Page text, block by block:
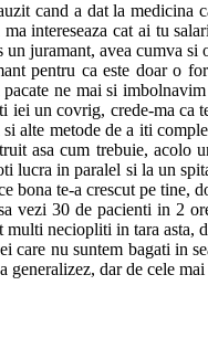
cand a dat la
intereseaza cat ai tu
juramant, avea cumva
pentru ca este doar o
ne mai si
iei un covrig, crede-ma
alte metode de a iti
asa cum trebuie, acolo
lucra in paralel si la un
bona te-a crescut pe tine,
vezi 30 de pacienti in 2
neciopliti in tara
care nu suntem bagati in
generalizez, dar de cele